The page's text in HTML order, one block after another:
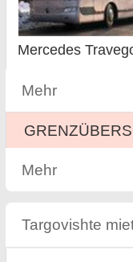
Mercedes
Mehr
Mehr
Targovishte